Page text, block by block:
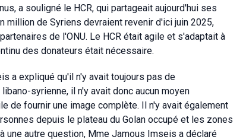
a souligné le HCR, qui partageait aujourd'hui ses
million de Syriens devraient revenir d'ici juin 2025,
de l'ONU. Le HCR était agile et s'adaptait à
des donateurs était nécessaire.
a expliqué qu'il n'y avait toujours pas de
syrienne, il n'y avait donc aucun moyen
de fournir une image complète. Il n'y avait également
depuis le plateau du Golan occupé et les zones
une autre question, Mme Jamous Imseis a déclaré